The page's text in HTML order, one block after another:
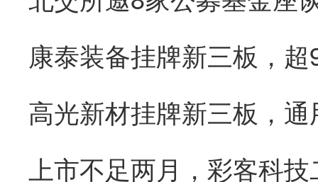
康泰装备挂牌新三板，